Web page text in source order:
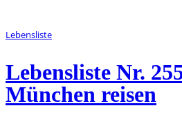
Lebensliste
Lebensliste Nr.
München reisen